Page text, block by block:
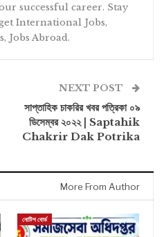
successful career. Stay
International Jobs,
Jobs Abroad.
NEXT POST
সাপ্তাহিক চাকরির খবর পত্রিকা ০৯
ডিসেম্বর ২০২২ | Saptahik
Chakrir Dak Potrika
More From Author
নোটিশ বোর্ড